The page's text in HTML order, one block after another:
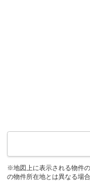
※地図上に表示される物件
の物件所在地とは異なる場